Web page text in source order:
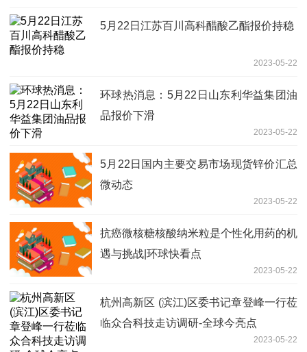
5月22日江苏百川高科醋酸乙酯报价持稳
2023-05-22
环球热消息：5月22日山东利华益集团油
品报价下滑
2023-05-22
5月22日国内主要交易市场现货锌价汇总
微动态
2023-05-22
抗癌微核糖核酸纳米粒是个性化用药的机
遇与挑战|环球快看点
2023-05-22
杭州高新区 (滨江)区委书记章登峰一行莅
临众合科技走访调研-全球今亮点
2023-05-22